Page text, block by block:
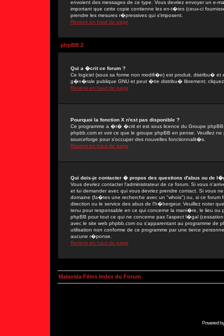
envoient des messages de ce type. Vous devriez envoyer un e-
important que cette copie contienne les en-t�tes (ceux-ci
prendre les mesures r�pressives qui s'imposent.
Revenir en haut de page
phpBB 2
Qui a �crit ce forum ?
Ce logiciel (sous sa forme non modifi�e) est produit, distribu� et
g�n�rale publique GNU et peut �tre distribu� librement;
Revenir en haut de page
Pourquoi la fonction X n'est pas disponible ?
Ce programme a �t� �crit et est sous licence du Groupe
phpbb.com et voir ce que le groupe phpBB en pense. Veuillez
sourceforge pour s'occuper des nouvelles fonctionnalit�s.
Revenir en haut de page
Qui dois-je contacter � propos des questions d'abus ou de
Vous devriez contacter l'administrateur de ce forum. Si vous
et lui demander avec qui vous devriez prendre contact. Si vous
domaine (fa�tes une recherche avec un "whois") ou, si ce
direction ou le service des abus de l'h�bergeur. Veuillez noter
tenu pour responsable en ce qui concerne la mani�re, le lieu
phpBB pour tout ce qui ne concerne pas l'aspect l�gal
avec le site web phpbb.com ou s'apparentant au programme de
utilisation non conforme de ce programme par une tierce
aucune r�ponse.
Revenir en haut de page
Malavida Films Index du Forum
Powered